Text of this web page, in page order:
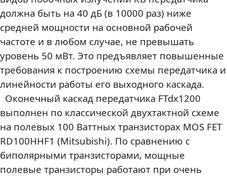
должна быть на 40 дБ (в 10000 раз) ниже
средней мощности на основной рабочей
частоте и в любом случае, не превышать
уровень 50 мВт. Это предъявляет повышенные
требования к построению схемы передатчика и
линейности работы его выходного каскада.
Оконечный каскад передатчика FTdx1200
выполнен по классической двухтактной схеме
на полевых 100 Ваттных транзисторах MOS FET
RD100HHF1 (Мitsubishi). По сравнению с
биполярными транзисторами, мощные
полевые транзисторы работают при очень